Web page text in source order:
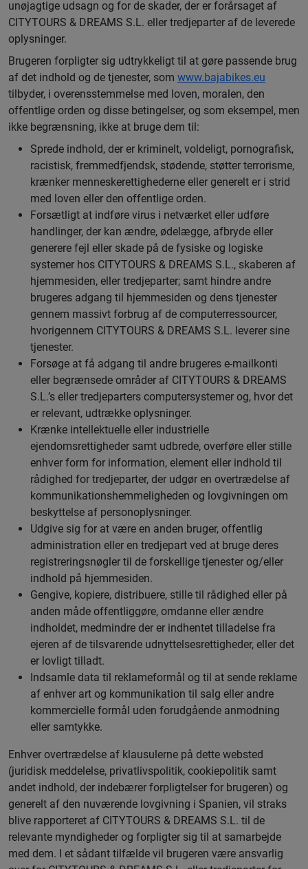
unøjagtige udsagn og for de skader, der er forårsaget af
CITYTOURS & DREAMS S.L. eller tredjeparter af de leverede
oplysninger.
Brugeren forpligter sig udtrykkeligt til at gøre passende brug
af det indhold og de tjenester, som www.bajabikes.eu
tilbyder, i overensstemmelse med loven, moralen, den
offentlige orden og disse betingelser, og som eksempel, men
ikke begrænsning, ikke at bruge dem til:
Sprede indhold, der er kriminelt, voldeligt, pornografisk,
racistisk, fremmedfjendsk, stødende, støtter terrorisme,
krænker menneskerettighederne eller generelt er i strid
med loven eller den offentlige orden.
Forsætligt at indføre virus i netværket eller udføre
handlinger, der kan ændre, ødelægge, afbryde eller
generere fejl eller skade på de fysiske og logiske
systemer hos CITYTOURS & DREAMS S.L., skaberen af
hjemmesiden, eller tredjeparter; samt hindre andre
brugeres adgang til hjemmesiden og dens tjenester
gennem massivt forbrug af de computerressourcer,
hvorigennem CITYTOURS & DREAMS S.L. leverer sine
tjenester.
Forsøge at få adgang til andre brugeres e-mailkonti
eller begrænsede områder af CITYTOURS & DREAMS
S.L.’s eller tredjeparters computersystemer og, hvor det
er relevant, udtrække oplysninger.
Krænke intellektuelle eller industrielle
ejendomsrettigheder samt udbrede, overføre eller stille
enhver form for information, element eller indhold til
rådighed for tredjeparter, der udgør en overtrædelse af
kommunikationshemmeligheden og lovgivningen om
beskyttelse af personoplysninger.
Udgive sig for at være en anden bruger, offentlig
administration eller en tredjepart ved at bruge deres
registreringsnøgler til de forskellige tjenester og/eller
indhold på hjemmesiden.
Gengive, kopiere, distribuere, stille til rådighed eller på
anden måde offentliggøre, omdanne eller ændre
indholdet, medmindre der er indhentet tilladelse fra
ejeren af de tilsvarende udnyttelsesrettigheder, eller det
er lovligt tilladt.
Indsamle data til reklameformål og til at sende reklame
af enhver art og kommunikation til salg eller andre
kommercielle formål uden forudgående anmodning
eller samtykke.
Enhver overtrædelse af klausulerne på dette websted
(juridisk meddelelse, privatlivspolitik, cookiepolitik samt
andet indhold, der indebærer forpligtelser for brugeren) og
generelt af den nuværende lovgivning i Spanien, vil straks
blive rapporteret af CITYTOURS & DREAMS S.L. til de
relevante myndigheder og forpligter sig til at samarbejde
med dem. I et sådant tilfælde vil brugeren være ansvarlig